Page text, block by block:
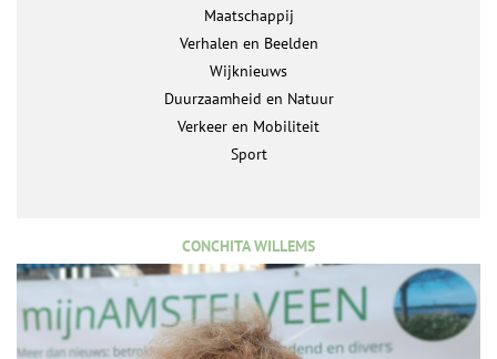
Maatschappij
Verhalen en Beelden
Wijknieuws
Duurzaamheid en Natuur
Verkeer en Mobiliteit
Sport
CONCHITA WILLEMS